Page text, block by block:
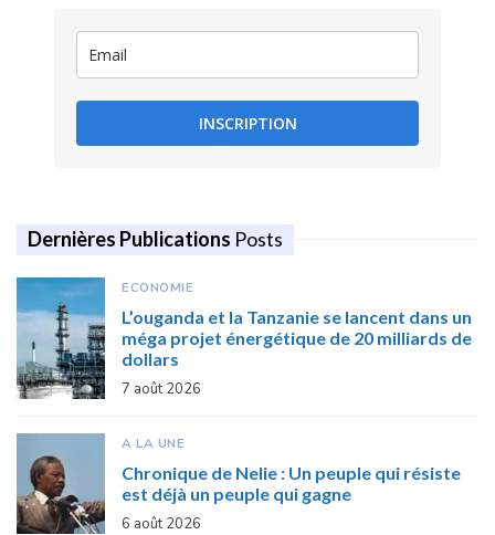
INSCRIPTION
Dernières Publications Posts
ECONOMIE
L’ouganda et la Tanzanie se lancent dans un
méga projet énergétique de 20 milliards de
dollars
7 août 2026
A LA UNE
Chronique de Nelie : Un peuple qui résiste
est déjà un peuple qui gagne
6 août 2026